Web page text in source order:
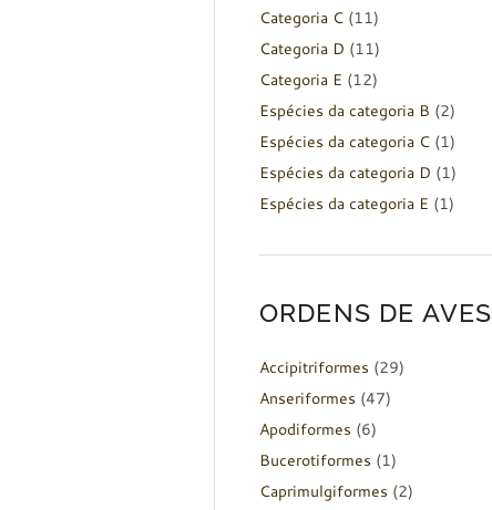
Categoria C(11)
Categoria D (11)
Categoria E (12)
Espécies da categoria B (2)
Espécies da categoria C(1)
Espécies da categoria D (1)
Espécies da categoria E (1)
ORDENS DE AVES
Accipitriformes (29)
Anseriformes (47)
Apodiformes (6)
Bucerotiformes (1)
Caprimulgiformes (2)